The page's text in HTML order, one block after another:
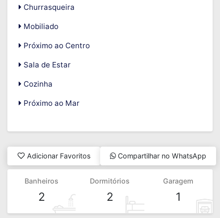
Churrasqueira
Mobiliado
Próximo ao Centro
Sala de Estar
Cozinha
Próximo ao Mar
Adicionar Favoritos Compartilhar no WhatsApp
Banheiros
2
Dormitórios
2
Garagem
1